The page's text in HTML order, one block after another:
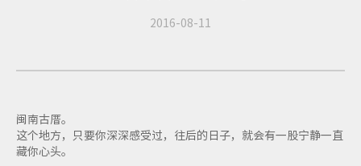
2016-08-11
闽南古厝。
这个地方，只要你深深感受过，往后的日子，就会有一股宁静一直
藏你心头。